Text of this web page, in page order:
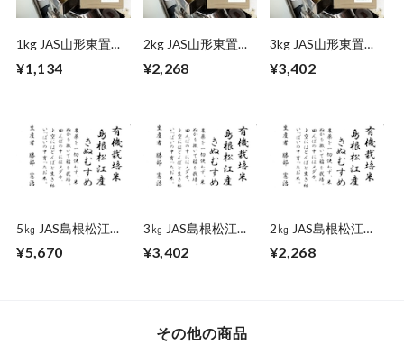
1kg JAS山形東置賜
¥1,134
2kg JAS山形東置賜
¥2,268
3kg JAS山形東置賜
¥3,402
5㎏ JAS島根松江き
¥5,670
3㎏ JAS島根松江き
¥3,402
2㎏ JAS島根松江き
¥2,268
その他の商品